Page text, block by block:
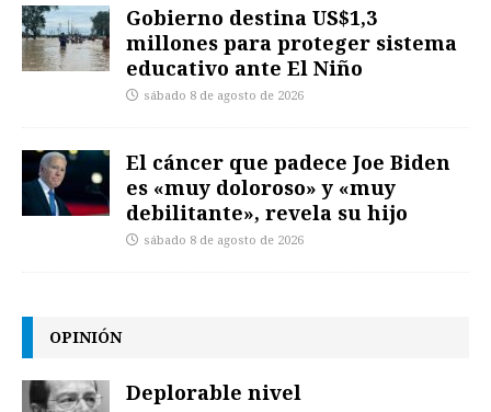
Gobierno destina US$1,3
millones para proteger sistema
educativo ante El Niño
sábado 8 de agosto de 2026
El cáncer que padece Joe Biden
es «muy doloroso» y «muy
debilitante», revela su hijo
sábado 8 de agosto de 2026
OPINIÓN
Deplorable nivel